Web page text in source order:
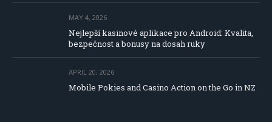
MAY 4, 2026
Nejlepší kasinové aplikace pro Android: Kvalita,
bezpečnost a bonusy na dosah ruky
APRIL 20, 2026
Mobile Pokies and Casino Action on the Go in NZ